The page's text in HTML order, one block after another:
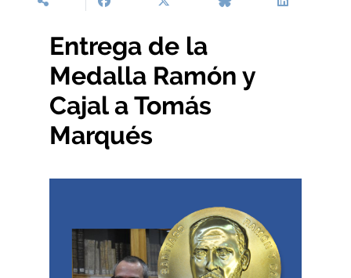
Entrega de la
Medalla Ramón y
Cajal a Tomás
Marqués